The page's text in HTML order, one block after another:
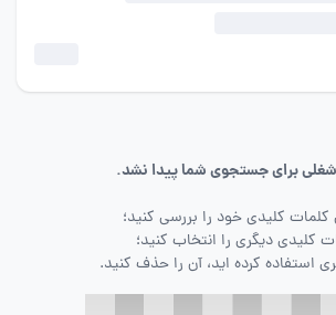
برای جستجوی شما پیدا نشد.
کلمات کلیدی خود را بررسی کنید؛
کلیدی دیگری را انتخاب کنید؛
استفاده کرده اید، آن را حذف کنید.